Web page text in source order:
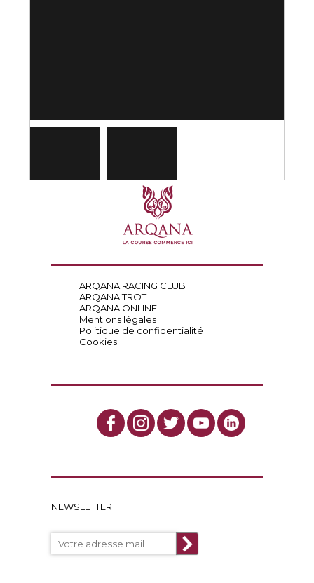
ARQANA RACING CLUB
ARQANA TROT
ARQANA ONLINE
Mentions légales
Politique de confidentialité
Cookies
NEWSLETTER